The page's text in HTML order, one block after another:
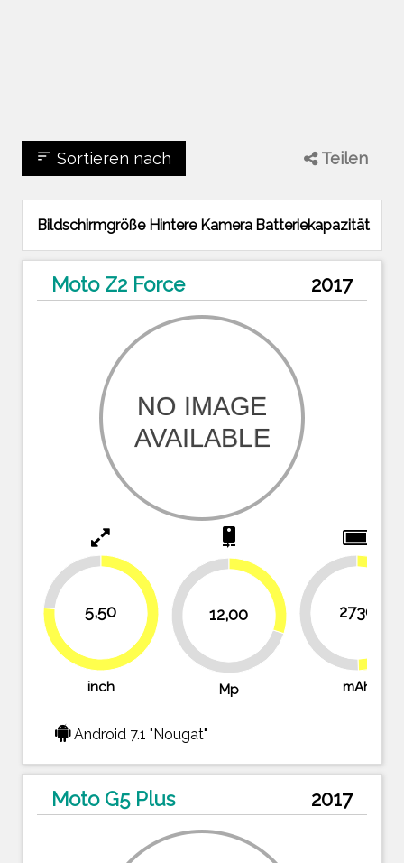
sort Sortieren nach Teilen
Bildschirmgröße Hintere Kamera Batteriekapazität
Moto Z2 Force 2017
5,50
23.6%
76.4%
inch
camera_rear
12,00
70%
30%
Mp
2730
mAh
Android 7.1 "Nougat"
Moto G5 Plus 2017